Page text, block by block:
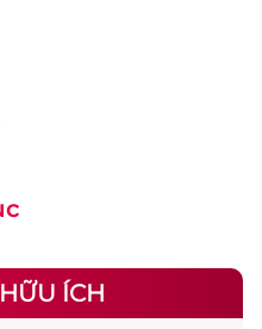
ÍCH